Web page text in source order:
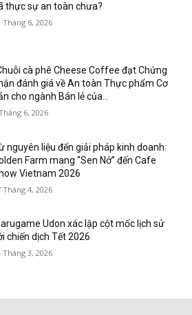
thực sự an toàn chưa?
Tháng 6, 2026
cà phê Cheese Coffee đạt Chứng
đánh giá về An toàn Thực phẩm Cơ
cho ngành Bán lẻ của...
6, 2026
nguyên liệu đến giải pháp kinh doanh:
Farm mang “Sen Nở” đến Cafe
Vietnam 2026
Tháng 4, 2026
Udon xác lập cột mốc lịch sử
chiến dịch Tết 2026
Tháng 3, 2026